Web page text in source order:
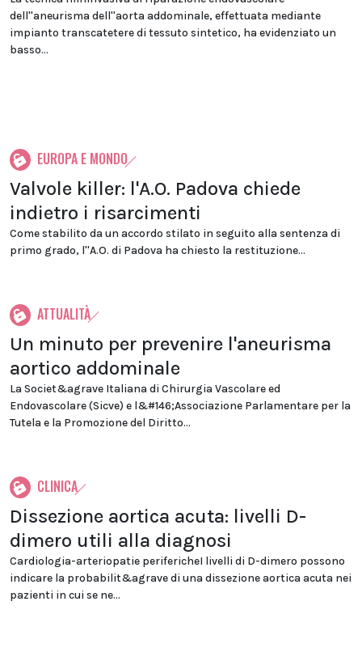
dell''aneurisma dell''aorta addominale, effettuata mediante
impianto transcatetere di tessuto sintetico, ha evidenziato un
basso...
EUROPA E MONDO
Valvole killer: l'A.O. Padova chiede
indietro i risarcimenti
Come stabilito da un accordo stilato in seguito alla sentenza di
primo grado, l''A.O. di Padova ha chiesto la restituzione...
ATTUALITÀ
Un minuto per prevenire l'aneurisma
aortico addominale
La Societ&agrave Italiana di Chirurgia Vascolare ed
Endovascolare (Sicve) e l&#146;Associazione Parlamentare per la
Tutela e la Promozione del Diritto...
CLINICA
Dissezione aortica acuta: livelli D-
dimero utili alla diagnosi
Cardiologia-arteriopatie perifericheI livelli di D-dimero possono
indicare la probabilit&agrave di una dissezione aortica acuta nei
pazienti in cui se ne...